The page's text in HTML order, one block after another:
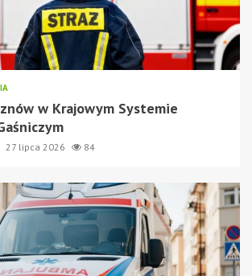
w Krajowym Systemie
27 lipca 2026 84